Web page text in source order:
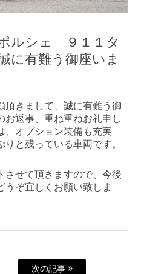
ルシェ ９１１タ
に有難う御座いま
頂きまして、誠に有難う御
お返事、重ね重ねお礼申し
、オプション装備も充実
と残っている車両です。
させて頂きますので、今後
うぞ宜しくお願い致しま
次の記事